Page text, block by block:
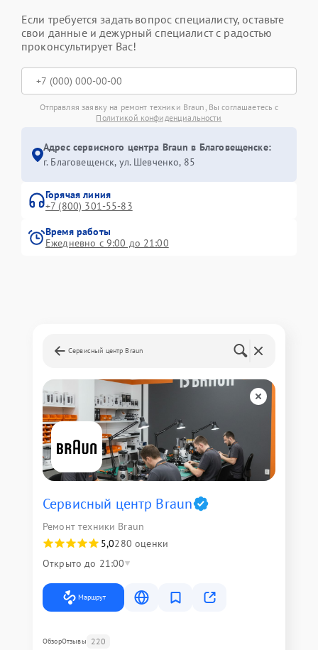
Если требуется задать вопрос специалисту, оставьте
свои данные и дежурный специалист с радостью
проконсультирует Вас!
Отправляя заявку на ремонт техники Braun, Вы соглашаетесь с
Политикой конфиденциальности
Адрес сервисного центра Braun в Благовещенске:
г. Благовещенск, ул. Шевченко, 85
Горячая линия
+7 (800) 301-55-83
Время работы
Ежедневно с 9:00 до 21:00
Сервисный центр Braun
Сервисный центр Braun
Ремонт техники Braun
5,0280 оценки
Открыто до 21:00
Маршрут
ОбзорОтзывы 220